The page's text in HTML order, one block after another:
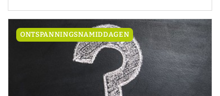
ONTSPANNINGSNAMIDDAGEN